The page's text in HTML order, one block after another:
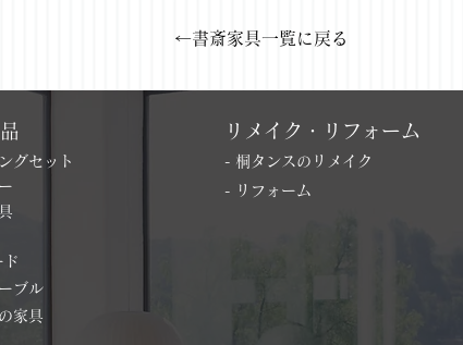
←書斎家具一覧に戻る
グセット
ブル
リメイク・リフォーム
- 桐タンスのリメイク
- リフォーム
家具